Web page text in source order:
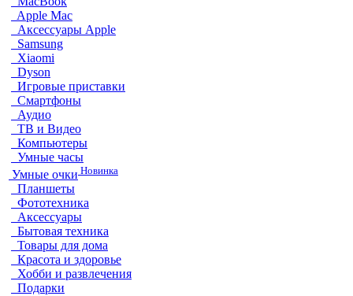
Apple Mac
Аксессуары Apple
Samsung
Xiaomi
Dyson
Игровые приставки
Смартфоны
Аудио
ТВ и Видео
Компьютеры
Умные часы
Умные очки Новинка
Планшеты
Фототехника
Аксессуары
Бытовая техника
Товары для дома
Красота и здоровье
Хобби и развлечения
Подарки